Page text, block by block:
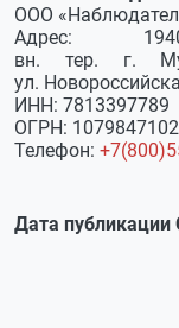
ООО
Адрес:
вн. тер. г.
ул.
ИНН: 7813397789
ОГРН:
Телефон:
Дата публикации